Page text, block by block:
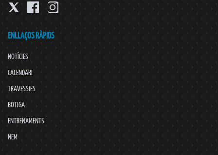
ENLLAÇOS RÀPIDS
NOTÍCIES
CALENDARI
TRAVESSIES
BOTIGA
ENTRENAMENTS
NEM